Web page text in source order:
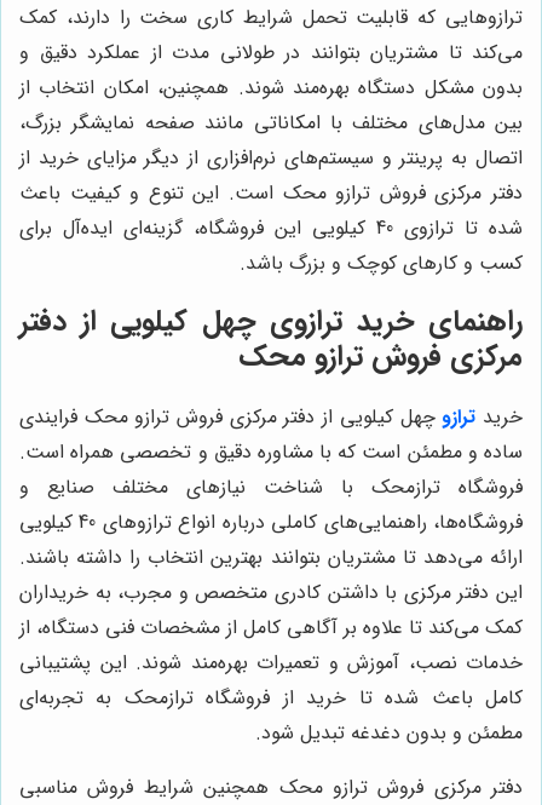
ترازوهایی که قابلیت تحمل شرایط کاری سخت را دارند، کمک
می‌کند تا مشتریان بتوانند در طولانی مدت از عملکرد دقیق و
بدون مشکل دستگاه بهره‌مند شوند. همچنین، امکان انتخاب از
بین مدل‌های مختلف با امکاناتی مانند صفحه نمایشگر بزرگ،
اتصال به پرینتر و سیستم‌های نرم‌افزاری از دیگر مزایای خرید از
دفتر مرکزی فروش ترازو محک است. این تنوع و کیفیت باعث
شده تا ترازوی 40 کیلویی این فروشگاه، گزینه‌ای ایده‌آل برای
کسب و کارهای کوچک و بزرگ باشد.
راهنمای خرید ترازوی چهل کیلویی از دفتر
مرکزی فروش ترازو محک
خرید ترازو چهل کیلویی از دفتر مرکزی فروش ترازو محک فرایندی
ساده و مطمئن است که با مشاوره دقیق و تخصصی همراه است.
فروشگاه ترازمحک با شناخت نیازهای مختلف صنایع و
فروشگاه‌ها، راهنمایی‌های کاملی درباره انواع ترازوهای 40 کیلویی
ارائه می‌دهد تا مشتریان بتوانند بهترین انتخاب را داشته باشند.
این دفتر مرکزی با داشتن کادری متخصص و مجرب، به خریداران
کمک می‌کند تا علاوه بر آگاهی کامل از مشخصات فنی دستگاه، از
خدمات نصب، آموزش و تعمیرات بهره‌مند شوند. این پشتیبانی
کامل باعث شده تا خرید از فروشگاه ترازمحک به تجربه‌ای
مطمئن و بدون دغدغه تبدیل شود.
دفتر مرکزی فروش ترازو محک همچنین شرایط فروش مناسبی